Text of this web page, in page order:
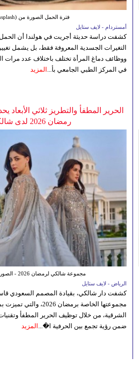
فترة الحمل الصورة من (unsplash)
أمستردام - لايف ستايل
كشفت دراسة حديثة أجريت في هولندا أن الحمل
التغيرات الجسدية المعروفة فقط، بل يشمل
ووظائف دماغ المرأة تختلف باختلاف عدد مرات
في المركز الطبي الجامعي بأ... المزيد
الحرير المطفأ والتطريز ثلاثي الأبعاد
رمضان 2026 لدى شالكي
مجموعة شالكي لرمضان 2026 - الصورة من الدار
الرياض - لايف ستايل
كشفت دار شالكي، بقيادة المصمم السعودي
مجموعتها الخاصة برمضان
الشرقية، من خلال توظيف الحرير المطفأ وتقنيات
ضمن رؤية تجمع بين الحرفية ا�... المزيد